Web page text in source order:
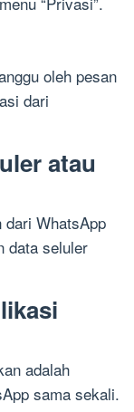
oleh pesan
dari
atau
dari WhatsApp
data seluler
adalah
sama sekali.